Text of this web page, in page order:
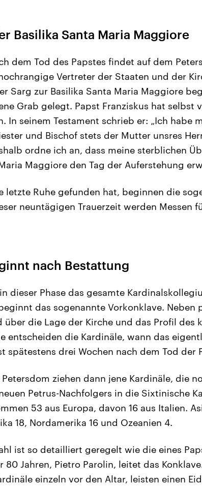
Basilika Santa Maria Maggiore
dem Tod des Papstes findet auf dem
Vertreter der Staaten und der
Sarg zur Basilika Santa Maria Maggiore
Grab gelegt. Papst Franziskus hat selbst
In seinem Testament schrieb er: „Ich habe
und Bischof stets der Mutter unsres
ordne ich an, dass meine sterblichen
Maggiore den Tag der Auferstehung
letzte Ruhe gefunden hat, beginnen die
neuntägigen Trauerzeit werden Messen
nach Bestattung
dieser Phase das gesamte
das sogenannte Vorkonklave. Neben
über die Lage der Kirche und das Profil des
entscheiden die Kardinäle, wann das
spätestens drei Wochen nach dem Tod der
ziehen dann jene Kardinäle, die
Petrus-Nachfolgers in die Sixtinische
53 aus Europa, davon 16 aus Italien.
18, Nordamerika 16 und Ozeanien 4.
ist so detailliert geregelt wie die eines
80 Jahren, Pietro Parolin, leitet das
einzeln vor den Altar, leisten einen